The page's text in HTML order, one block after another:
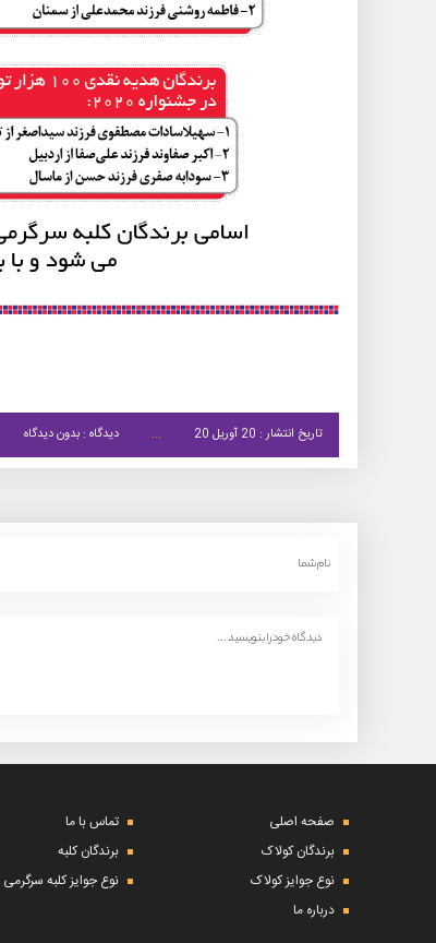
تاریخ انتشار : 20 آوریل 20 دیدگاه : بدون دیدگاه
صفحه اصلی
تماس با ما
برندگان کولاک
برندگان کلبه
نوع جوایز کولاک
نوع جوایز کلبه سرگرمی
درباره ما